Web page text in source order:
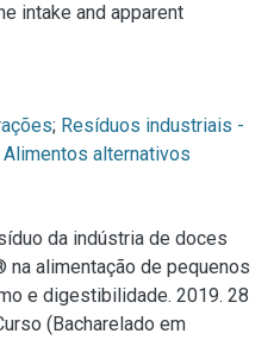
intake and apparent
; Resíduos industriais -
Alimentos alternativos
da indústria de doces
alimentação de pequenos
e digestibilidade. 2019. 28
(Bacharelado em